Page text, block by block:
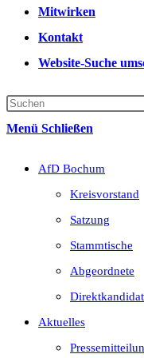
Mitwirken
Kontakt
Website-Suche
Menü Schließen
AfD Bochum
Kreisvorstand
Satzung
Stammtische
Abgeordnete
Aktuelles